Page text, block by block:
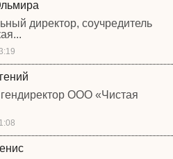
директор, соучредитель
ООО «Чистая